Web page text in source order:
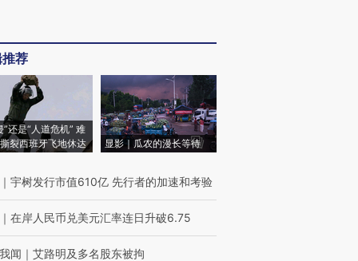
荐
”还是“人道危机” 难
裂西班牙飞地休达
显影｜瓜农的漫长等待
｜ 宇树发行市值610亿 先行者的加速和考验
｜ 在岸人民币兑美元汇率连日升破6.75
闻 ｜ 艾路明及多名股东被拘